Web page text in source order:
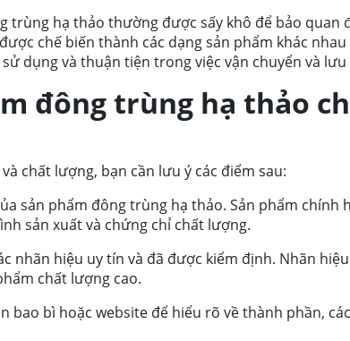
trùng hạ thảo thường được sấy khô để bảo quan
chế biến thành các dạng sản phẩm khác
dụng và thuận tiện trong việc vận chuyển và
đông trùng hạ thảo
chất lượng, bạn cần lưu ý các điểm sau:
sản phẩm đông trùng hạ thảo. Sản phẩm chính
sản xuất và chứng chỉ chất lượng.
nhãn hiệu uy tín và đã được kiểm định. Nhãn
chất lượng cao.
bì hoặc website để hiểu rõ về thành phần,